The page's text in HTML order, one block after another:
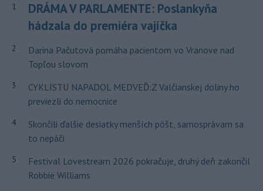
1
DRÁMA V PARLAMENTE: Poslankyňa
hádzala do premiéra vajíčka
2
Darina Pačutová pomáha pacientom vo Vranove nad
Topľou slovom
3
CYKLISTU NAPADOL MEDVEĎ:Z Valčianskej doliny ho
previezli do nemocnice
4
Skončili ďalšie desiatky menších pôšt, samosprávam sa
to nepáči
5
Festival Lovestream 2026 pokračuje, druhý deň zakončil
Robbie Williams